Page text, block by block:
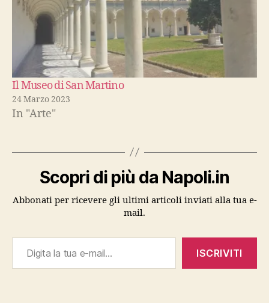
Il Museo di San Martino
24 Marzo 2023
In "Arte"
Scopri di più da Napoli.in
Abbonati per ricevere gli ultimi articoli inviati alla tua e-
mail.
Digita la tua e-mail...
ISCRIVITI